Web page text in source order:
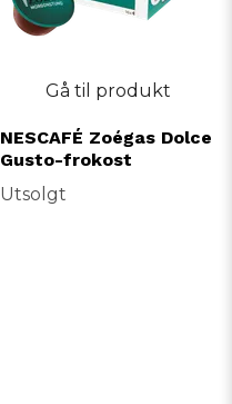
Gå til produkt
NESCAFÉ Zoégas Dolce
Gusto-frokost
Utsolgt